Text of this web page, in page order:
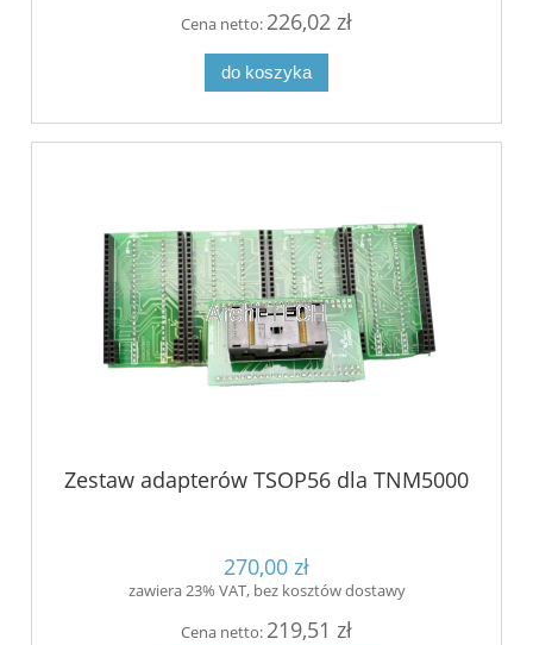
Cena netto: 226,02 zł
do koszyka
Zestaw adapterów TSOP56 dla TNM5000
270,00 zł
zawiera 23% VAT, bez kosztów dostawy
Cena netto: 219,51 zł